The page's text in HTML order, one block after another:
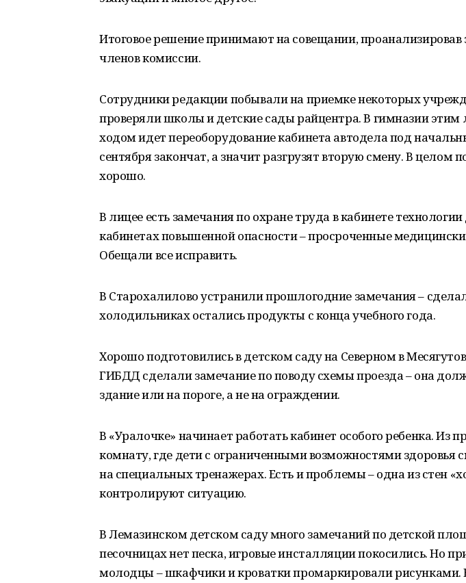
Итоговое решение принимают на совещании, проанализировав
членов комиссии.
Сотрудники редакции побывали на приемке некоторых
проверяли школы и детские сады райцентра. В гимназии
ходом идет переоборудование кабинета автодела под
сентября закончат, а значит разгрузят вторую смену. В целом
хорошо.
В лицее есть замечания по охране труда в кабинете
кабинетах повышенной опасности – просроченные
Обещали все исправить.
В Старохалилово устранили прошлогодние замечания –
холодильниках остались продукты с конца учебного года.
Хорошо подготовились в детском саду на Северном в
ГИБДД сделали замечание по поводу схемы проезда – она
здание или на пороге, а не на ограждении.
В «Уралочке» начинает работать кабинет особого ребенка. Из
комнату, где дети с ограниченными возможностями здоровья
на специальных тренажерах. Есть и проблемы – одна из стен
контролируют ситуацию.
В Лемазинском детском саду много замечаний по детской
песочницах нет песка, игровые инсталляции покосились. Но
молодцы – шкафчики и кроватки промаркировали